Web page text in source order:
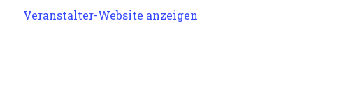
Veranstalter-Website anzeigen